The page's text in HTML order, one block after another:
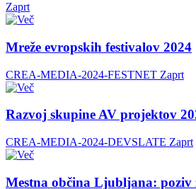
Zaprt
Mreže evropskih festivalov 2024
CREA-MEDIA-2024-FESTNET Zaprt
Razvoj skupine AV projektov
CREA-MEDIA-2024-DEVSLATE Zaprt
Mestna občina Ljubljana: poziv